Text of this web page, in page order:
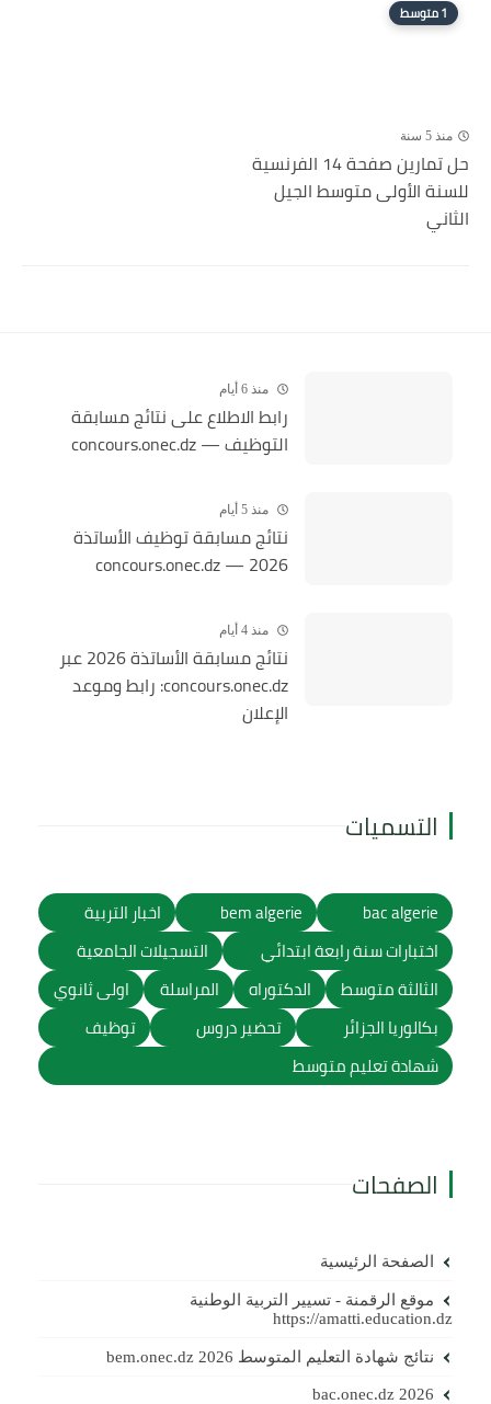
1 متوسط
منذ 5 سنة
حل تمارين صفحة 14 الفرنسية
للسنة الأولى متوسط الجيل
الثاني
منذ 6 أيام
رابط الاطلاع على نتائج مسابقة
التوظيف — concours.onec.dz
منذ 5 أيام
نتائج مسابقة توظيف الأساتذة
2026 — concours.onec.dz
منذ 4 أيام
نتائج مسابقة الأساتذة 2026 عبر
concours.onec.dz: رابط وموعد
الإعلان
التسميات
bac algerie
bem algerie
اخبار التربية
اختبارات سنة رابعة ابتدائي
التسجيلات الجامعية
الثالثة متوسط
الدكتوراه المراسلة
اولى ثانوي
بكالوريا الجزائر
تحضير دروس
توظيف
شهادة تعليم متوسط
الصفحات
الصفحة الرئيسية
موقع الرقمنة - تسيير التربية الوطنية
https://amatti.education.dz
نتائج شهادة التعليم المتوسط 2026 bem.onec.dz
bac.onec.dz 2026